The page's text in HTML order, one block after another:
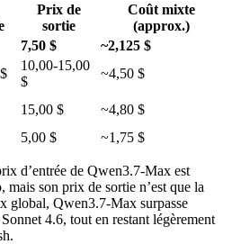
Prix de
sortie
Coût mixte
(approx.)
7,50 $
~2,125 $
10,00-15,00
$
~4,50 $
15,00 $
~4,80 $
5,00 $ ~1,75 $
d’entrée de Qwen3.7-Max est
son prix de sortie n’est que la
global, Qwen3.7-Max surpasse
4.6, tout en restant légèrement